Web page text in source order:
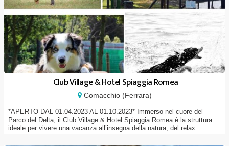
Club Village & Hotel Spiaggia Romea
Comacchio (Ferrara)
*APERTO DAL 01.04.2023 AL 01.10.2023* Immerso nel cuore del
Parco del Delta, il Club Village & Hotel Spiaggia Romea è la struttura
ideale per vivere una vacanza all’insegna della natura, del relax ...